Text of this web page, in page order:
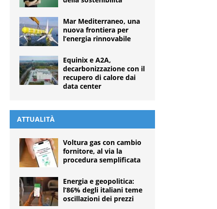
Mar Mediterraneo, una
nuova frontiera per
l’energia rinnovabile
Equinix e A2A,
decarbonizzazione con il
recupero di calore dai
data center
ATTUALITÀ
Voltura gas con cambio
fornitore, al via la
procedura semplificata
Energia e geopolitica:
l’86% degli italiani teme
oscillazioni dei prezzi